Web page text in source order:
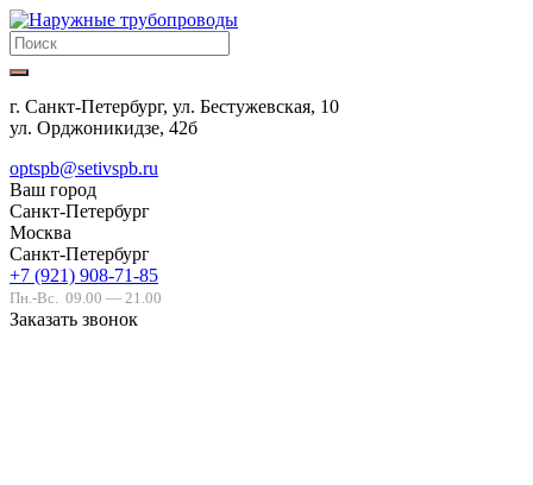
г. Санкт-Петербург, ул. Бестужевская, 10
ул. Орджоникидзе, 42б
optspb@setivspb.ru
Ваш город
Санкт-Петербург
Москва
Санкт-Петербург
+7 (921) 908-71-85
Пн.-Вс. 09.00 — 21.00
Заказать звонок